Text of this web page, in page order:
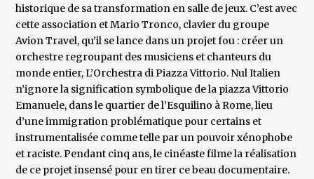
historique de sa transformation en salle de jeux. C’est avec
cette association et Mario Tronco, clavier du groupe
Avion Travel, qu’il se lance dans un projet fou : créer un
orchestre regroupant des musiciens et chanteurs du
monde entier, L’Orchestra di Piazza Vittorio. Nul Italien
n’ignore la signification symbolique de la piazza Vittorio
Emanuele, dans le quartier de l’Esquilino à Rome, lieu
d’une immigration problématique pour certains et
instrumentalisée comme telle par un pouvoir xénophobe
et raciste. Pendant cinq ans, le cinéaste filme la réalisation
de ce projet insensé pour en tirer ce beau documentaire.